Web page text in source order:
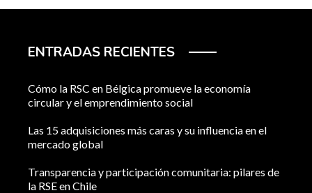
ENTRADAS RECIENTES
Cómo la RSC en Bélgica promueve la economía
circular y el emprendimiento social
Las 15 adquisiciones más caras y su influencia en el
mercado global
Transparencia y participación comunitaria: pilares de
la RSE en Chile